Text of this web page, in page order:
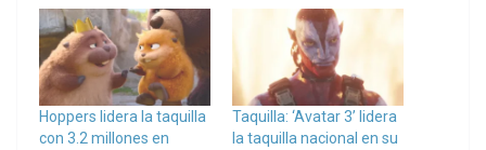
Hoppers lidera la taquilla
con 3.2 millones en
Taquilla: ‘Avatar 3’ lidera
la taquilla nacional en su